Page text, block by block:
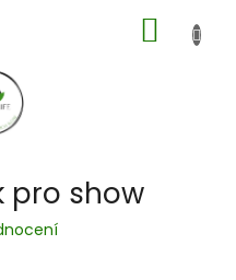
KOŠÍK
pro show